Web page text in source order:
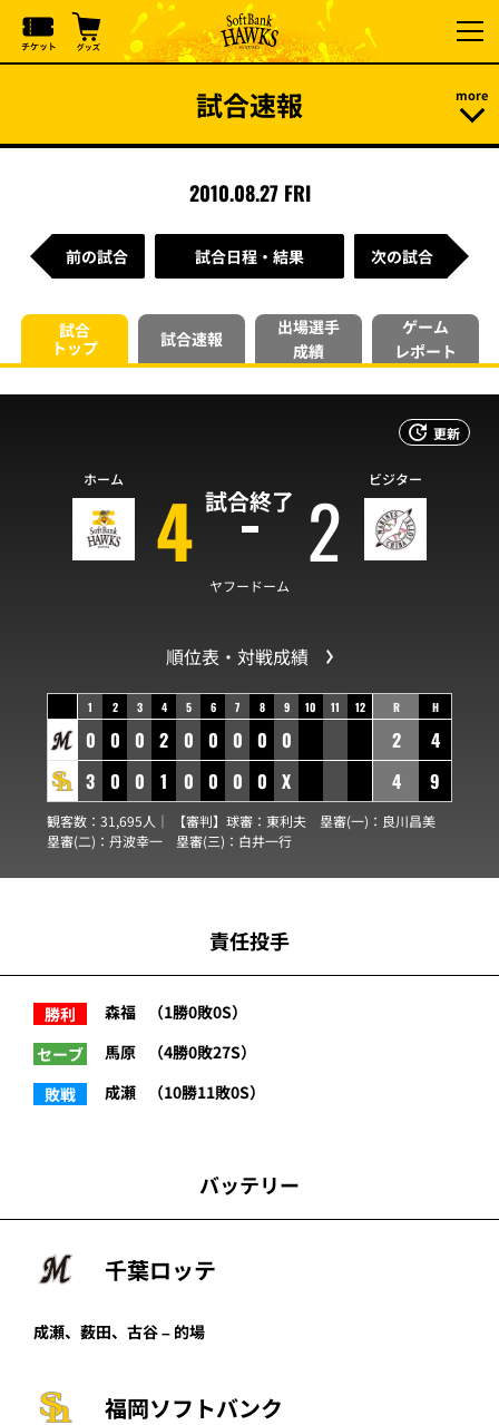
試合速報
2010.08.27 FRI
前の試合 試合日程・結果 次の試合
試合
トップ
試合速報
出場選手
成績
ゲーム
レポート
更新
試合終了
ホーム 4 2 ビジター
ヤフードーム
順位表・対戦成績
1 2 3 4 5 6 7 8 9 10 11 12
0 0 0 2 0 0 0 0 0
3 0 0 1 0 0 0 0 X
R H
2
4
4
9
観客数：31,695人｜ 【審判】球審： 東利夫 塁審(一)： 良川昌美
塁審(二)： 丹波幸一 塁審(三)： 白井一行
責任投手
勝利 森福
（1勝0敗0S）
セーブ
馬原
（4勝0敗27S）
敗戦
成瀬 （10勝11敗0S）
バッテリー
千葉ロッテ
成瀬、薮田、古谷 – 的場
福岡ソフトバンク